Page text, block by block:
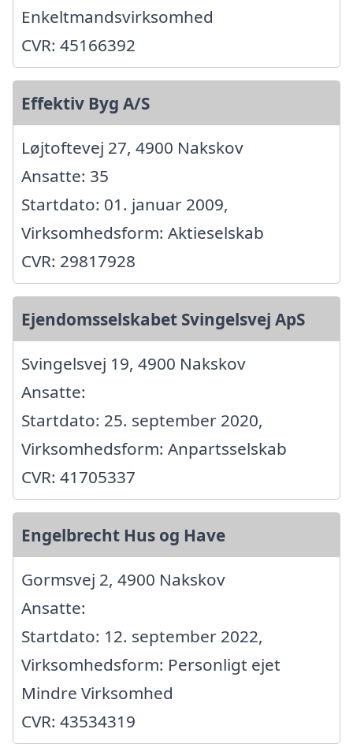
Enkeltmandsvirksomhed
CVR: 45166392
Effektiv Byg A/S
Løjtoftevej 27, 4900 Nakskov
Ansatte: 35
Startdato: 01. januar 2009,
Virksomhedsform: Aktieselskab
CVR: 29817928
Ejendomsselskabet Svingelsvej ApS
Svingelsvej 19, 4900 Nakskov
Ansatte:
Startdato: 25. september 2020,
Virksomhedsform: Anpartsselskab
CVR: 41705337
Engelbrecht Hus og Have
Gormsvej 2, 4900 Nakskov
Ansatte:
Startdato: 12. september 2022,
Virksomhedsform: Personligt ejet
Mindre Virksomhed
CVR: 43534319